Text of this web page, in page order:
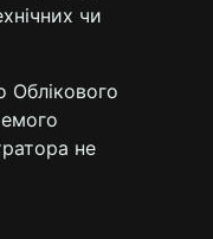
чи
Облікового
не